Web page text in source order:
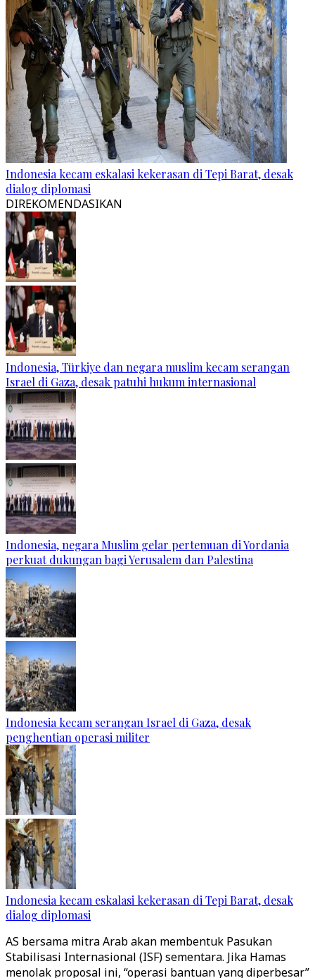
Indonesia kecam eskalasi kekerasan di Tepi Barat, desak
dialog diplomasi
DIREKOMENDASIKAN
Indonesia, Türkiye dan negara muslim kecam serangan
Israel di Gaza, desak patuhi hukum internasional
Indonesia, negara Muslim gelar pertemuan di Yordania
perkuat dukungan bagi Yerusalem dan Palestina
Indonesia kecam serangan Israel di Gaza, desak
penghentian operasi militer
Indonesia kecam eskalasi kekerasan di Tepi Barat, desak
dialog diplomasi
AS bersama mitra Arab akan membentuk Pasukan
Stabilisasi Internasional (ISF) sementara. Jika Hamas
menolak proposal ini, “operasi bantuan yang diperbesar”